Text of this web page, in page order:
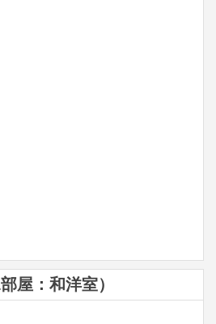
屋：和洋室）